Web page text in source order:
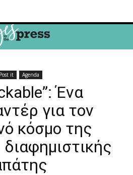
Post it Agenda
Ένα
για τον
κόσμο της